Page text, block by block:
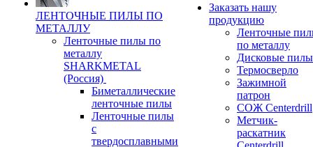
ЛЕНТОЧНЫЕ ПИЛЫ ПО
МЕТАЛЛУ
Ленточные пилы по
металлу
SHARKMETAL
(Россия)
Биметаллические
ленточные пилы
Ленточные пилы
с
твердосплавными
Заказать нашу
продукцию
Ленточные
по металлу
Дисковые пилы
Термосверло
Зажимной
патрон
СОЖ Centerdrill
Метчик-
раскатник